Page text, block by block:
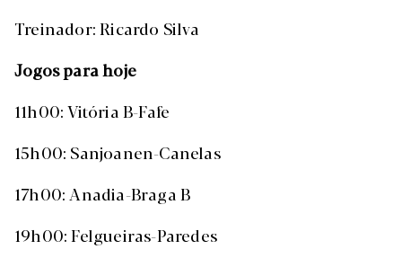
Treinador: Ricardo Silva
Jogos para hoje
11h00: Vitória B-Fafe
15h00: Sanjoanen-Canelas
17h00: Anadia-Braga B
19h00: Felgueiras-Paredes